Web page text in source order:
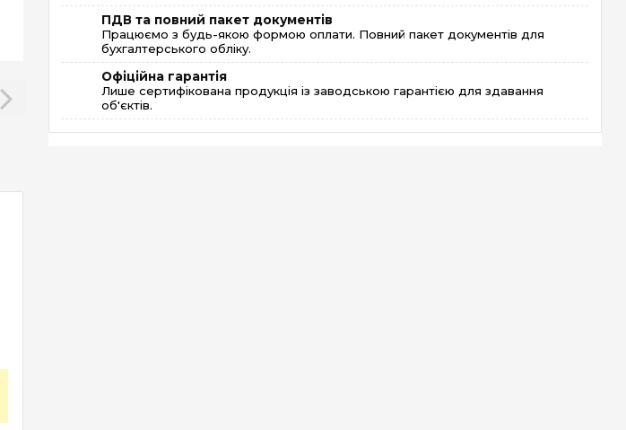
ПДВ та повний пакет документів
Працюємо з будь-якою формою оплати. Повний пакет документів для
бухгалтерського обліку.
Офіційна гарантія
Лише сертифікована продукція із заводською гарантією для здавання
об'єктів.